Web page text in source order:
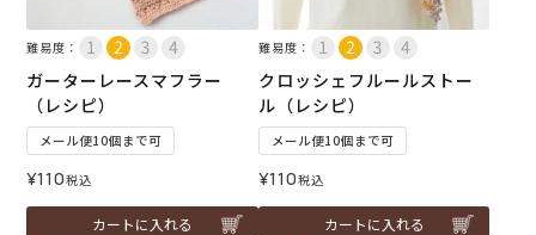
難易度：
ガーターレースマフラー
（レシピ）
メール便10個まで可
¥110税込
カートに入れる
難易度：
クロッシェフルールストー
ル（レシピ）
メール便10個まで可
¥110税込
カートに入れる